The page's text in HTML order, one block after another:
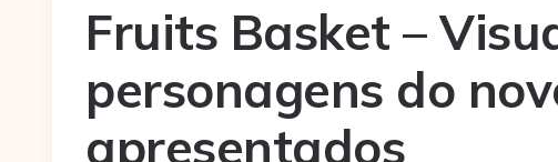
Fruits Basket –
personagens do
apresentados